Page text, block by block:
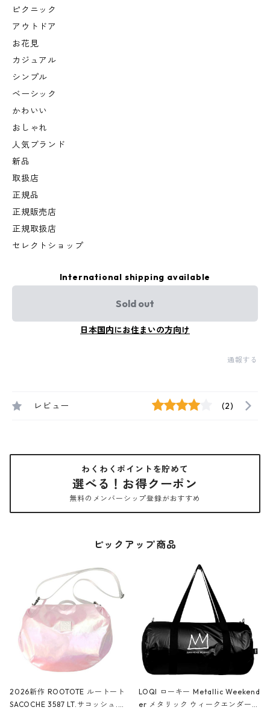
ピクニック
アウトドア
お花見
カジュアル
シンプル
ベーシック
かわいい
おしゃれ
人気ブランド
新品
取扱店
正規品
正規販売店
正規取扱店
セレクトショップ
International shipping available
Sold out
日本国内にお住まいの方向け
通報する
レビュー (2)
わくわくポイントを貯めて
選べる！お得クーポン
無料のメンバーシップ登録がおすすめ
ピックアップ商品
2026新作 ROOTOTE ルートート
SACOCHE 3587 LT.サコッシュ.ル
LOQI ローキー Metallic Weekend
er メタリック ウィークエンダー